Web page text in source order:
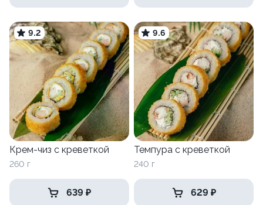
9.2
Крем-чиз с креветкой
260 г
639 ₽
9.6
Темпура с креветкой
240 г
629 ₽